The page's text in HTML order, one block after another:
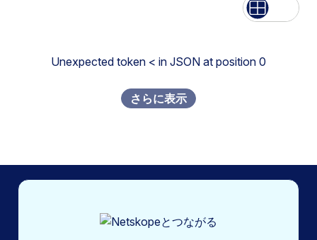
List Grid
Unexpected token < in JSON at position 0
さらに表示